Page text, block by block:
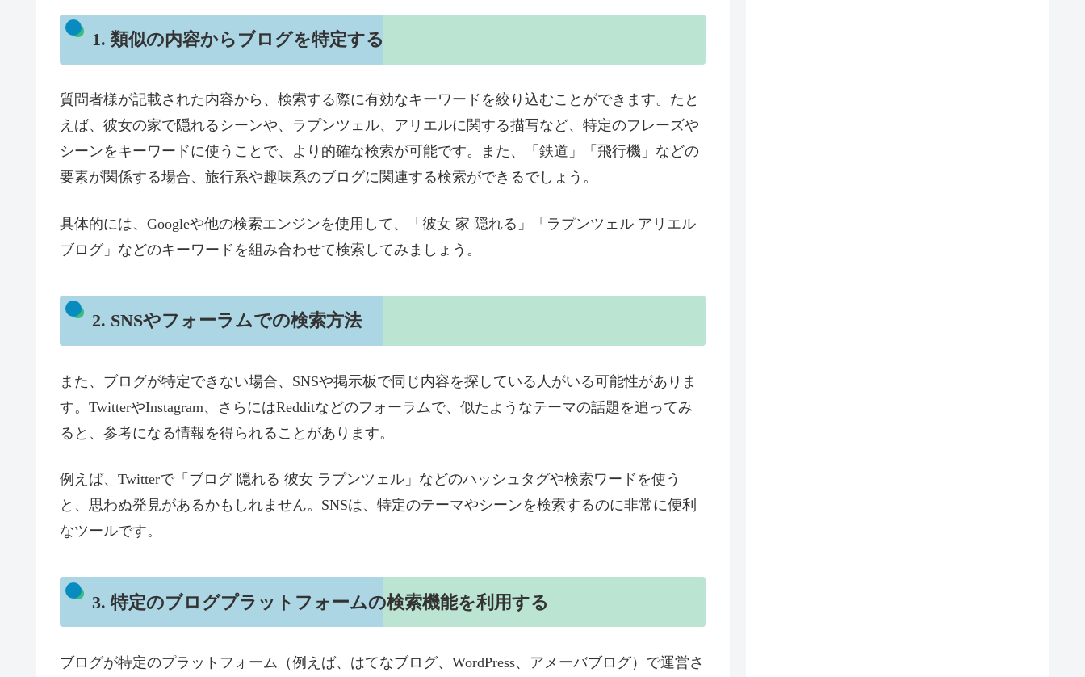
1. 類似の内容からブログを特定する
質問者様が記載された内容から、検索する際に有効なキーワードを絞り込むことができます。たと
えば、彼女の家で隠れるシーンや、ラプンツェル、アリエルに関する描写など、特定のフレーズや
シーンをキーワードに使うことで、より的確な検索が可能です。また、「鉄道」「飛行機」などの
要素が関係する場合、旅行系や趣味系のブログに関連する検索ができるでしょう。
具体的には、Googleや他の検索エンジンを使用して、「彼女 家 隠れる」「ラプンツェル アリエル
ブログ」などのキーワードを組み合わせて検索してみましょう。
2. SNSやフォーラムでの検索方法
また、ブログが特定できない場合、SNSや掲示板で同じ内容を探している人がいる可能性がありま
す。TwitterやInstagram、さらにはRedditなどのフォーラムで、似たようなテーマの話題を追ってみ
ると、参考になる情報を得られることがあります。
例えば、Twitterで「ブログ 隠れる 彼女 ラプンツェル」などのハッシュタグや検索ワードを使う
と、思わぬ発見があるかもしれません。SNSは、特定のテーマやシーンを検索するのに非常に便利
なツールです。
3. 特定のブログプラットフォームの検索機能を利用する
ブログが特定のプラットフォーム（例えば、はてなブログ、WordPress、アメーバブログ）で運営さ